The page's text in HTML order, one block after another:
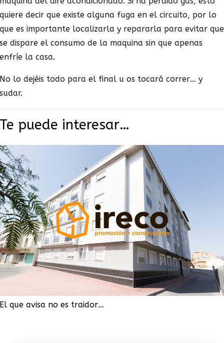
quiere decir que existe alguna fuga en el circuito, por lo
que es importante localizarla y repararla para evitar que
se dispare el consumo de la maquina sin que apenas
enfríe la casa.
No lo dejéis todo para el final u os tocará correr… y
sudar.
Te puede interesar…
El que avisa no es traidor…